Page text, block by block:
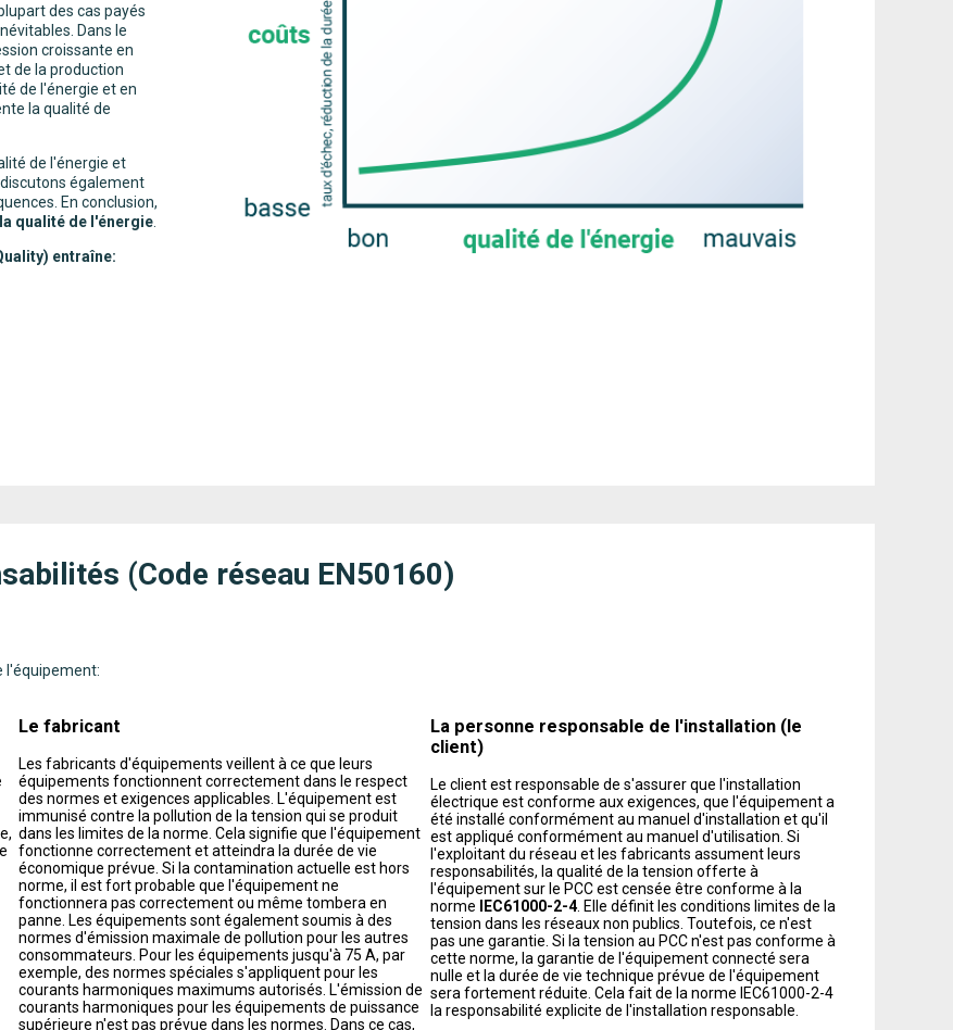
des cas payés
Dans le
croissante en
de la production
de l'énergie et en
la qualité de
de l'énergie et
également
En conclusion,
la qualité de l'énergie
entraîne:
(Code réseau EN50160)
l'équipement:
Le fabricant
Les fabricants d'équipements veillent à ce que leurs
équipements fonctionnent correctement dans le respect
des normes et exigences applicables. L'équipement est
immunisé contre la pollution de la tension qui se produit
dans les limites de la norme. Cela signifie que l'équipement
fonctionne correctement et atteindra la durée de vie
économique prévue. Si la contamination actuelle est hors
norme, il est fort probable que l'équipement ne
fonctionnera pas correctement ou même tombera en
panne. Les équipements sont également soumis à des
normes d'émission maximale de pollution pour les autres
consommateurs. Pour les équipements jusqu'à 75 A, par
exemple, des normes spéciales s'appliquent pour les
courants harmoniques maximums autorisés. L'émission de
courants harmoniques pour les équipements de puissance
supérieure n'est pas prévue dans les normes. Dans ce cas,
La personne responsable de l'installation (le
client)
Le client est responsable de s'assurer que l'installation
électrique est conforme aux exigences, que l'équipement a
été installé conformément au manuel d'installation et qu'il
est appliqué conformément au manuel d'utilisation. Si
l'exploitant du réseau et les fabricants assument leurs
responsabilités, la qualité de la tension offerte à
l'équipement sur le PCC est censée être conforme à la
norme
IEC61000-2-4. Elle définit les conditions limites de la
tension dans les réseaux non publics. Toutefois, ce n'est
pas une garantie. Si la tension au PCC n'est pas conforme à
cette norme, la garantie de l'équipement connecté sera
nulle et la durée de vie technique prévue de l'équipement
sera fortement réduite. Cela fait de la norme IEC61000-2-4
la responsabilité explicite de l'installation responsable.